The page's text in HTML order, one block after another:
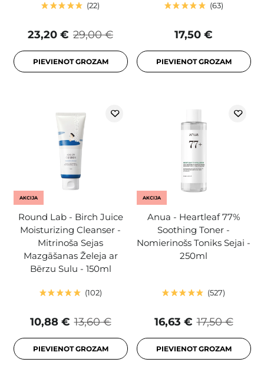
22
29,00 €
23,20 €
PIEVIENOT GROZAM
63
17,50 €
PIEVIENOT GROZAM
AKCIJA
Round Lab - Birch Juice
Moisturizing Cleanser -
Mitrinoša Sejas
Mazgāšanas Želeja ar
Bērzu Sulu - 150ml
102
13,60 €
10,88 €
PIEVIENOT GROZAM
AKCIJA
Anua - Heartleaf 77%
Soothing Toner -
Nomierinošs Toniks Sejai -
250ml
527
17,50 €
16,63 €
PIEVIENOT GROZAM